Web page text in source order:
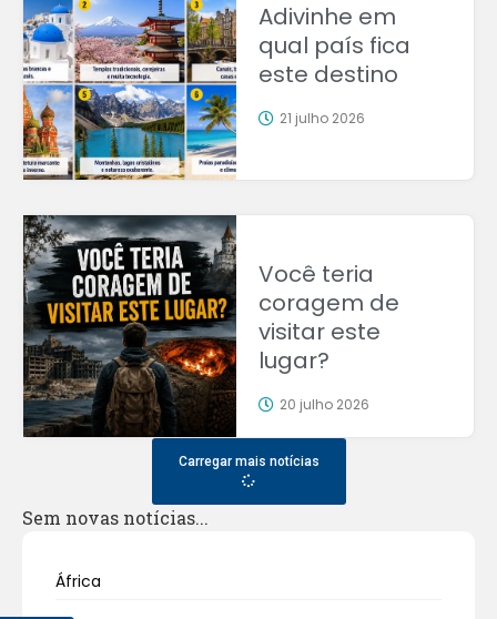
África
Adivinhe em
qual país fica
este destino
21 julho 2026
Você teria
coragem de
visitar este
lugar?
20 julho 2026
Carregar mais notícias
Sem novas notícias...